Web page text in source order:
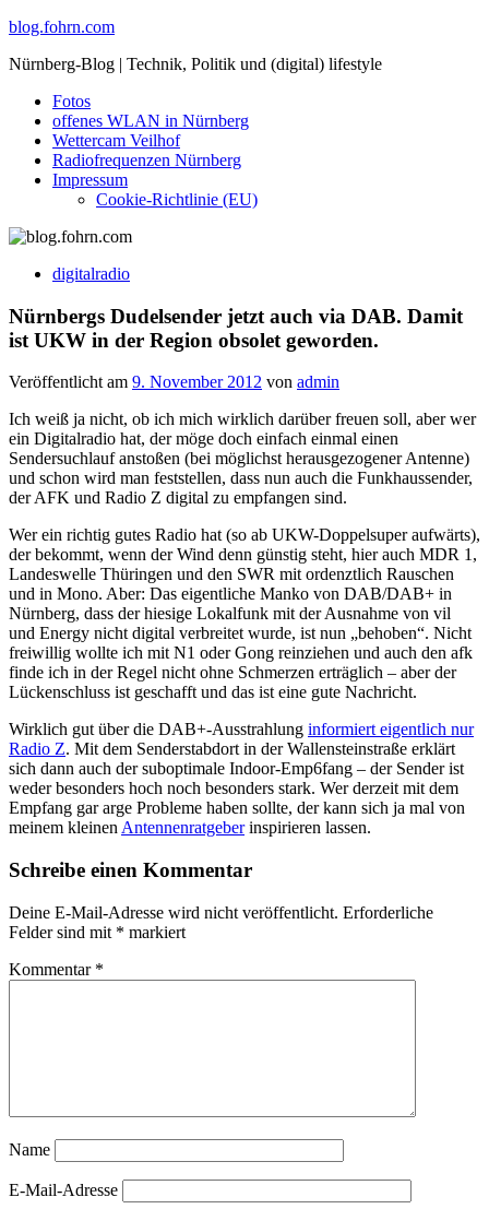
Skip
content
blog.fohrn.com
Nürnberg-Blog | Technik, Politik und (digital) lifestyle
Fotos
offenes WLAN in Nürnberg
Wettercam Veilhof
Radiofrequenzen Nürnberg
Impressum
Cookie-Richtlinie (EU)
digitalradio
Nürnbergs Dudelsender jetzt auch via DAB. Damit
ist UKW in der Region obsolet geworden.
Veröffentlicht am 9. November 2012 von admin
Ich weiß ja nicht, ob ich mich wirklich darüber freuen soll, aber wer
ein Digitalradio hat, der möge doch einfach einmal einen
Sendersuchlauf anstoßen (bei möglichst herausgezogener Antenne)
und schon wird man feststellen, dass nun auch die Funkhaussender,
der AFK und Radio Z digital zu empfangen sind.
Wer ein richtig gutes Radio hat (so ab UKW-Doppelsuper aufwärts),
der bekommt, wenn der Wind denn günstig steht, hier auch MDR 1,
Landeswelle Thüringen und den SWR mit ordenztlich Rauschen
und in Mono. Aber: Das eigentliche Manko von DAB/DAB+ in
Nürnberg, dass der hiesige Lokalfunk mit der Ausnahme von vil
und Energy nicht digital verbreitet wurde, ist nun „behoben“. Nicht
freiwillig wollte ich mit N1 oder Gong reinziehen und auch den afk
finde ich in der Regel nicht ohne Schmerzen erträglich – aber der
Lückenschluss ist geschafft und das ist eine gute Nachricht.
Wirklich gut über die DAB+-Ausstrahlung informiert eigentlich nur
Radio Z. Mit dem Senderstabdort in der Wallensteinstraße erklärt
sich dann auch der suboptimale Indoor-Emp6fang – der Sender ist
weder besonders hoch noch besonders stark. Wer derzeit mit dem
Empfang gar arge Probleme haben sollte, der kann sich ja mal von
meinem kleinenAntennenratgeberinspirieren lassen.
Schreibe einen Kommentar
Deine E-Mail-Adresse wird nicht veröffentlicht. Erforderliche
Felder sind mit * markiert
Kommentar *
Name
E-Mail-Adresse